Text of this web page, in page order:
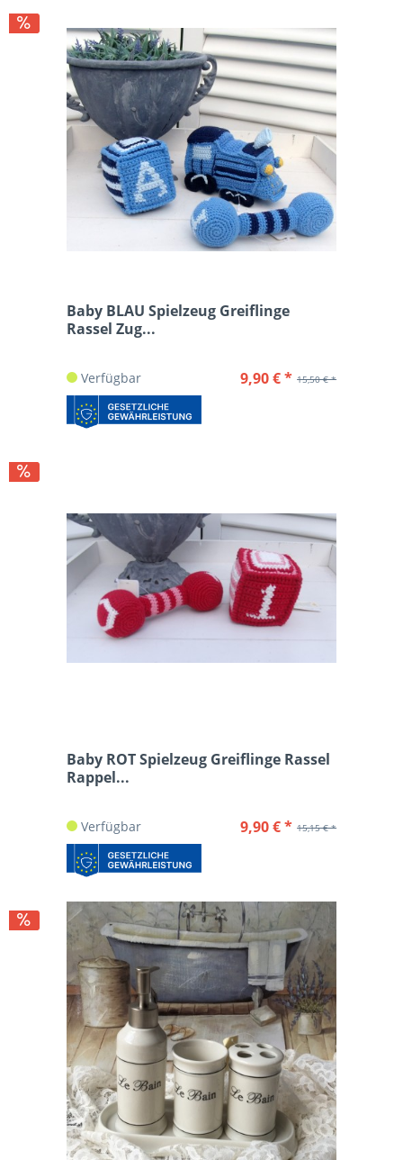
Baby BLAU Spielzeug Greiflinge
Rassel Zug...
Verfügbar 15,50 € *
9,90 € *
Baby ROT Spielzeug Greiflinge Rassel
Rappel...
Verfügbar 15,15 € *
9,90 € *